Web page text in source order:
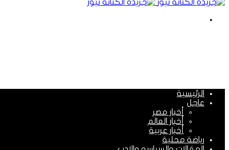
الرئيسية
عاجل
أخبار مصر
أخبار العالم
أخبار عربية
رياضة محلية